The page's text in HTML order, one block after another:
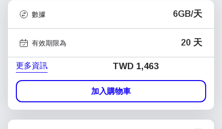
數據 6GB/天
有效期限為 20 天
更多資訊 TWD 1,463
加入購物車